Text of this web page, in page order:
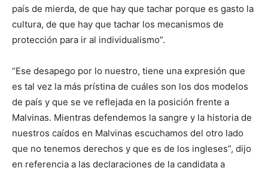
país de mierda, de que hay que tachar porque es gasto la
cultura, de que hay que tachar los mecanismos de
protección para ir al individualismo”.
“Ese desapego por lo nuestro, tiene una expresión que
es tal vez la más prístina de cuáles son los dos modelos
de país y que se ve reflejada en la posición frente a
Malvinas. Mientras defendemos la sangre y la historia de
nuestros caídos en Malvinas escuchamos del otro lado
que no tenemos derechos y que es de los ingleses”, dijo
en referencia a las declaraciones de la candidata a